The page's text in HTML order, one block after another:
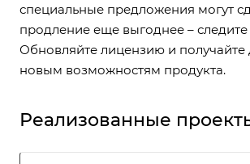
специальные предложения могут
продление еще выгоднее –
Обновляйте лицензию и получайте
новым возможностям продукта.
Реализованные